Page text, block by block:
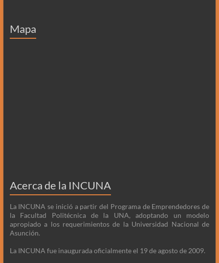
Mapa
Acerca de la INCUNA
La INCUNA se inició a partir del Programa de Emprendedores de
la Facultad Politécnica de la UNA, adoptando un modelo
apropiado a los requerimientos de la Universidad Nacional de
Asunción.
La INCUNA fue inaugurada oficialmente el 19 de agosto de 2009.